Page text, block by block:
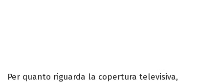
Per quanto riguarda la copertura televisiva,